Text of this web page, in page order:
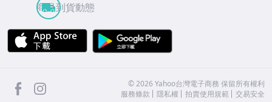
商品到貨動態
APP Store
facebook ©2026 Yahoo台灣電子商務 保留所有權利
服務條款
隱私權 拍賣使用規範 交易安全